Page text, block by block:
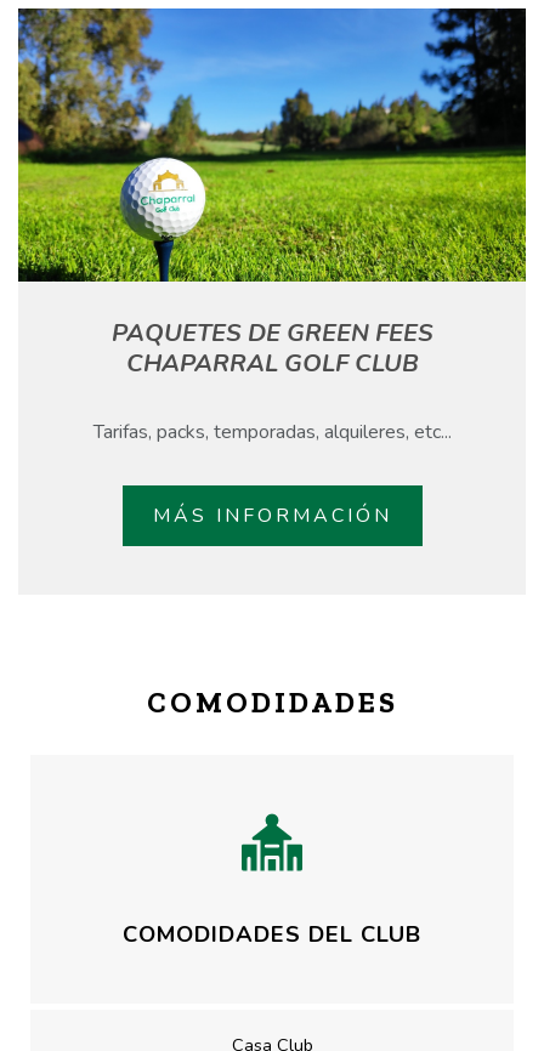
PAQUETES DE GREEN FEES
CHAPARRAL GOLF CLUB
Tarifas, packs, temporadas, alquileres, etc...
MÁS INFORMACIÓN
COMODIDADES
COMODIDADES DEL CLUB
Casa Club